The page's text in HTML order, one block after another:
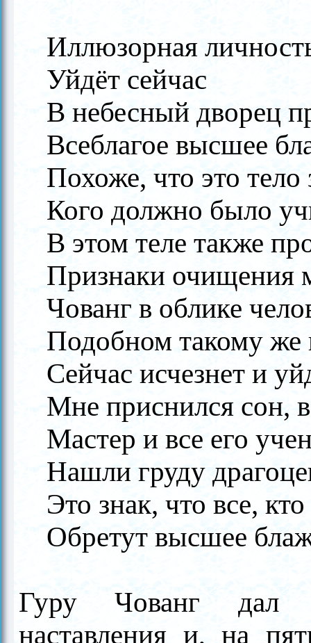
Иллюзорная
Уйдёт сейчас
В небесный дворец
Всеблагое высшее
Похоже, что это
Кого должно было
В этом теле также
Признаки очищения
Чованг в облике
Подобном такому же
Сейчас исчезнет и
Мне приснился сон,
Мастер и все его
Нашли груду
Это знак, что все,
Обретут высшее
Гуру Чованг дал
наставления и, на